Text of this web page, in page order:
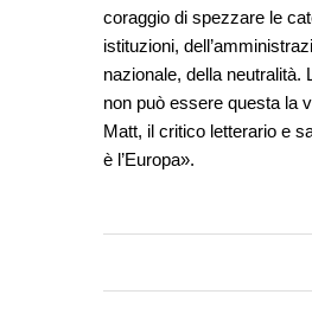
coraggio di spezzare le
istituzioni,
nazionale, della
non può essere questa la
Matt, il critico letterario e
è l’Europa».